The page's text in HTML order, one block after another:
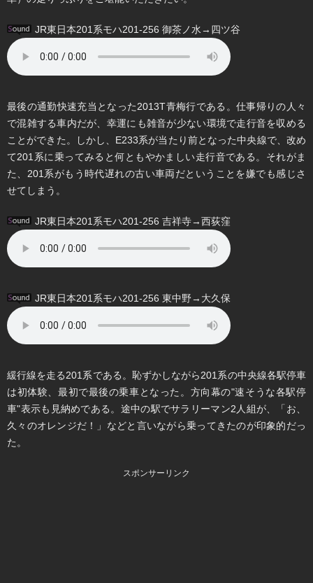
JR東日本201系モハ201-256 御茶ノ水→四ツ谷
最後の通勤快速充当となった2013T青梅行である。仕事帰りの人々
で混雑する車内だが、幸運にも雑音が少ない環境で走行音を収める
ことができた。しかし、E233系が当たり前となった中央線で、改め
て201系に乗ってみると何ともやかましい走行音である。それがま
た、201系がもう時代遅れの古い車両だということを嫌でも感じさ
せてしまう。
JR東日本201系モハ201-256 吉祥寺→西荻窪
JR東日本201系モハ201-256 東中野→大久保
緩行線を走る201系である。恥ずかしながら201系の中央線各駅停車
は初体験、最初で最後の乗車となった。方向幕の"速そうな各駅停
車"表示も見納めである。途中の駅でサラリーマン2人組が、「お、
久々のオレンジだ！」などと言いながら乗ってきたのが印象的だっ
た。
スポンサーリンク